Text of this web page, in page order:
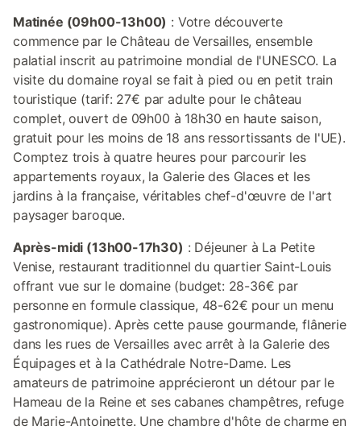
Matinée (09h00-13h00) : Votre découverte
commence par le Château de Versailles, ensemble
palatial inscrit au patrimoine mondial de l'UNESCO. La
visite du domaine royal se fait à pied ou en petit train
touristique (tarif: 27€ par adulte pour le château
complet, ouvert de 09h00 à 18h30 en haute saison,
gratuit pour les moins de 18 ans ressortissants de l'UE).
Comptez trois à quatre heures pour parcourir les
appartements royaux, la Galerie des Glaces et les
jardins à la française, véritables chef-d'œuvre de l'art
paysager baroque.
Après-midi (13h00-17h30) : Déjeuner à La Petite
Venise, restaurant traditionnel du quartier Saint-Louis
offrant vue sur le domaine (budget: 28-36€ par
personne en formule classique, 48-62€ pour un menu
gastronomique). Après cette pause gourmande, flânerie
dans les rues de Versailles avec arrêt à la Galerie des
Équipages et à la Cathédrale Notre-Dame. Les
amateurs de patrimoine apprécieront un détour par le
Hameau de la Reine et ses cabanes champêtres, refuge
de Marie-Antoinette. Une chambre d'hôte de charme en